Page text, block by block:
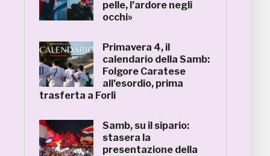
pelle, l’ardore negli
occhi»
Primavera 4, il
calendario della Samb:
Folgore Caratese
all’esordio, prima
trasferta a Forlì
Samb, su il sipario:
stasera la
presentazione della